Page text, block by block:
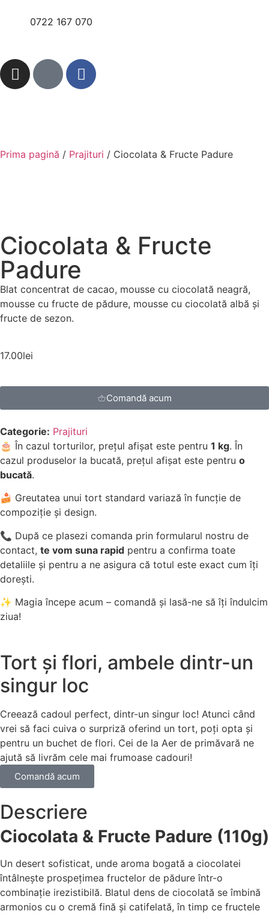
0722 167 070
Prima pagină / Prajituri / Ciocolata & Fructe Padure
Ciocolata & Fructe
Padure
Blat concentrat de cacao, mousse cu ciocolată neagră,
mousse cu fructe de pădure, mousse cu ciocolată albă și
fructe de sezon.
17.00lei
Comandă acum
Categorie: Prajituri
🎂 În cazul torturilor, prețul afișat este pentru 1 kg. În
cazul produselor la bucată, prețul afișat este pentru o
bucată.
🍰 Greutatea unui tort standard variază în funcție de
compoziție și design.
📞 După ce plasezi comanda prin formularul nostru de
contact, te vom suna rapid pentru a confirma toate
detaliile și pentru a ne asigura că totul este exact cum îți
dorești.
✨ Magia începe acum – comandă și lasă-ne să îți îndulcim
ziua!
Tort și flori, ambele dintr-un
singur loc
Creează cadoul perfect, dintr-un singur loc! Atunci când
vrei să faci cuiva o surpriză oferind un tort, poți opta și
pentru un buchet de flori. Cei de la Aer de primăvară ne
ajută să livrăm cele mai frumoase cadouri!
Comandă acum
Descriere
Ciocolata & Fructe Padure (110g)
Un desert sofisticat, unde aroma bogată a ciocolatei
întâlnește prospețimea fructelor de pădure într-o
combinație irezistibilă. Blatul dens de ciocolată se îmbină
armonios cu o cremă fină și catifelată, în timp ce fructele